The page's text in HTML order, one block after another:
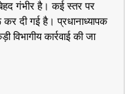
गंभीर है। कई स्तर पर
कर दी गई है। प्रधानाध्यापक
कार्रवाई की जा